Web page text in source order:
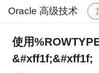
Oracle 高级技术
社区 Oracle 高级技
使用
&#xff1f;&#xff1f;